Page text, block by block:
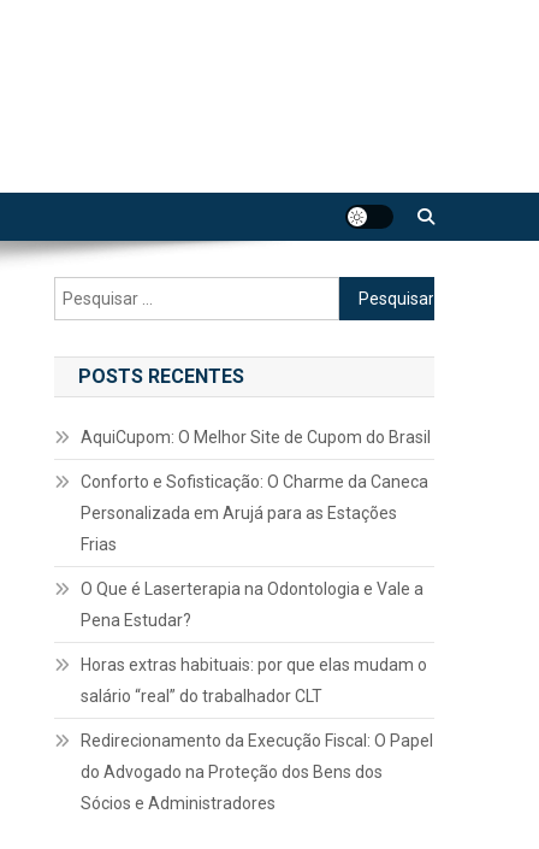
Pesquisar
por:
POSTS RECENTES
AquiCupom: O Melhor Site de Cupom do Brasil
Conforto e Sofisticação: O Charme da Caneca
Personalizada em Arujá para as Estações
Frias
O Que é Laserterapia na Odontologia e Vale a
Pena Estudar?
Horas extras habituais: por que elas mudam o
salário “real” do trabalhador CLT
Redirecionamento da Execução Fiscal: O Papel
do Advogado na Proteção dos Bens dos
Sócios e Administradores